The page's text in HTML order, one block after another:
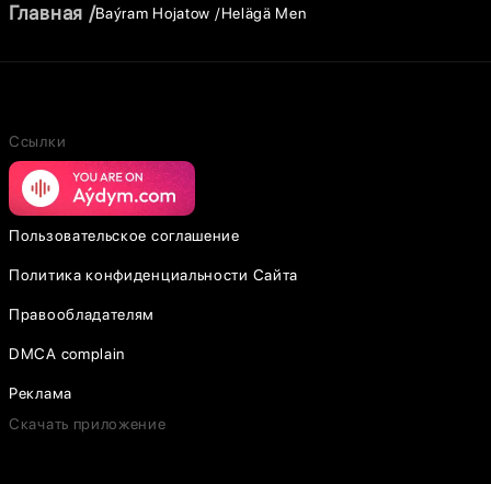
Главная Baýram Hojatow Helägä Men
Ссылки
Пользовательское соглашение
Политика конфиденциальности Сайта
Правообладателям
DMCA complain
Реклама
Скачать приложение